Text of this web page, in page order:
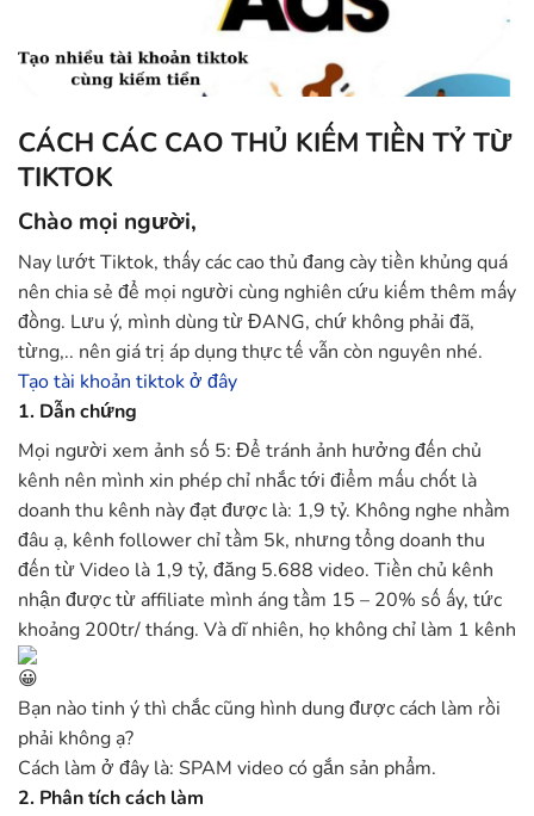
CÁCH CÁC CAO THỦ KIẾM TIỀN TỶ TỪ
TIKTOK
Chào mọi người,
Nay lướt Tiktok, thấy các cao thủ đang cày tiền khủng quá
nên chia sẻ để mọi người cùng nghiên cứu kiếm thêm mấy
đồng. Lưu ý, mình dùng từ ĐANG, chứ không phải đã,
từng,.. nên giá trị áp dụng thực tế vẫn còn nguyên nhé.
Tạo tài khoản tiktok ở đây
1. Dẫn chứng
Mọi người xem ảnh số 5: Để tránh ảnh hưởng đến chủ
kênh nên mình xin phép chỉ nhắc tới điểm mấu chốt là
doanh thu kênh này đạt được là: 1,9 tỷ. Không nghe nhầm
đâu ạ, kênh follower chỉ tầm 5k, nhưng tổng doanh thu
đến từ Video là 1,9 tỷ, đăng 5.688 video. Tiền chủ kênh
nhận được từ affiliate mình áng tầm 15 – 20% số ấy, tức
khoảng 200tr/ tháng. Và dĩ nhiên, họ không chỉ làm 1 kênh
Bạn nào tinh ý thì chắc cũng hình dung được cách làm rồi
phải không ạ?
Cách làm ở đây là: SPAM video có gắn sản phẩm.
2. Phân tích cách làm